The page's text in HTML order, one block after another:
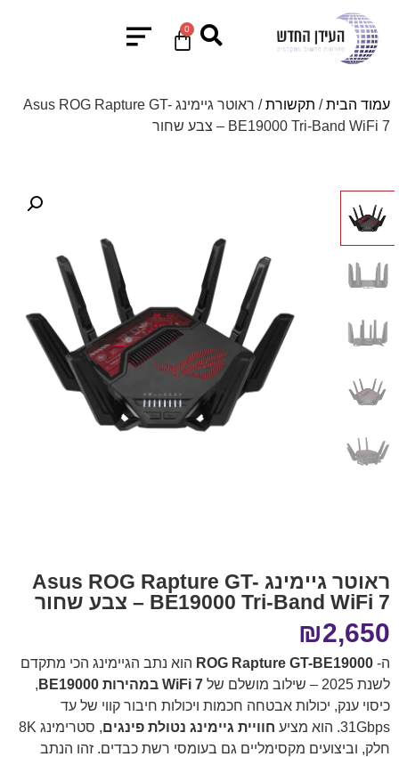
0
עמוד הבית/ תקשורת
/ ראוטר גיימינג Asus ROG Rapture GT-
BE19000 Tri-Band WiFi 7 – צבע שחור
ראוטר גיימינג Asus ROG Rapture GT-
BE19000 Tri-Band WiFi 7 – צבע שחור
₪2,650
ה- ROG Rapture GT-BE19000 הוא נתב הגיימינג הכי מתקדם
לשנת 2025 – שילוב מושלם של
WiFi 7 במהירות BE19000
,
כיסוי ענק, יכולות אבטחה חכמות ויכולות חיבור קווי של עד
31Gbps. הוא מציע
חוויית גיימינג נטולת פינגים
, סטרימינג 8K
חלק, וביצועים מקסימליים גם בעומסי רשת כבדים. זהו הנתב